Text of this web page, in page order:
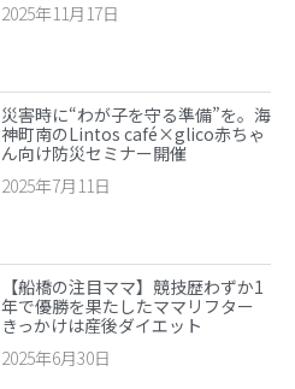
2025年11月17日
災害時に“わが子を守る準備”を。海
神町南のLintos café×glico赤ちゃ
ん向け防災セミナー開催
2025年7月11日
【船橋の注目ママ】競技歴わずか1
年で優勝を果たしたママリフター
きっかけは産後ダイエット
2025年6月30日